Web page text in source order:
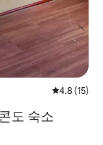
평점 4.8점
4.8 (15)
도 숙소